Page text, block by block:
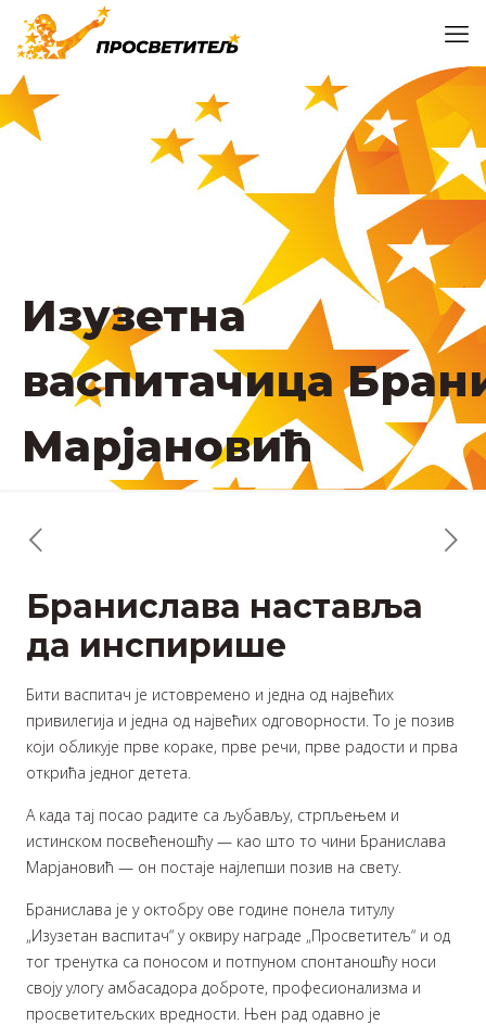
Изузетна
васпитачица
Марјановић
Бранислава наставља
да инспирише
Бити васпитач је истовремено и једна од највећих
привилегија и једна од највећих одговорности. То је позив
који обликује прве кораке, прве речи, прве радости и прва
открића једног детета.
А када тај посао радите са љубављу, стрпљењем и
истинском посвећеношћу — као што то чини Бранислава
Марјановић — он постаје најлепши позив на свету.
Бранислава је у октобру ове године понела титулу
„Изузетан васпитач“ у оквиру награде „Просветитељ“ и од
тог тренутка са поносом и потпуном спонтаношћу носи
своју улогу амбасадора доброте, професионализма и
просветитељских вредности. Њен рад одавно је